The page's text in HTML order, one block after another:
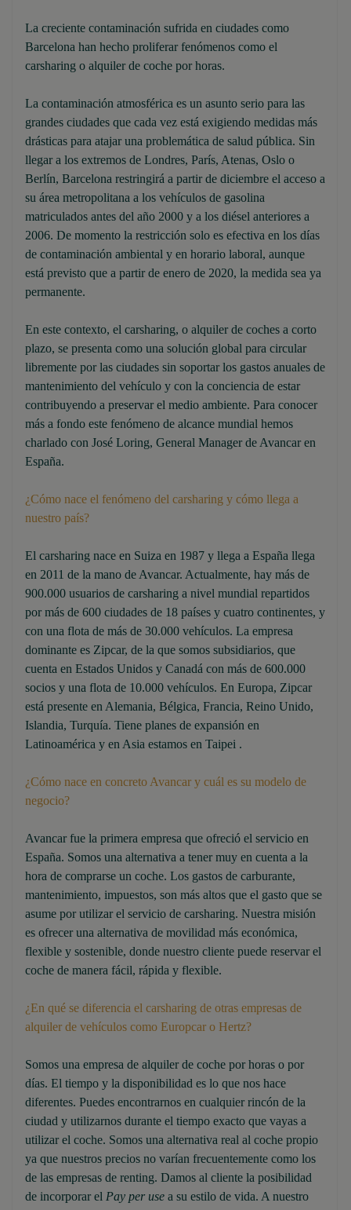
La creciente contaminación sufrida en ciudades como
Barcelona han hecho proliferar fenómenos como el
carsharing o alquiler de coche por horas.
La contaminación atmosférica es un asunto serio para las
grandes ciudades que cada vez está exigiendo medidas más
drásticas para atajar una problemática de salud pública. Sin
llegar a los extremos de Londres, París, Atenas, Oslo o
Berlín, Barcelona restringirá a partir de diciembre el acceso a
su área metropolitana a los vehículos de gasolina
matriculados antes del año 2000 y a los diésel anteriores a
2006. De momento la restricción solo es efectiva en los días
de contaminación ambiental y en horario laboral, aunque
está previsto que a partir de enero de 2020, la medida sea ya
permanente.
En este contexto, el carsharing, o alquiler de coches a corto
plazo, se presenta como una solución global para circular
libremente por las ciudades sin soportar los gastos anuales de
mantenimiento del vehículo y con la conciencia de estar
contribuyendo a preservar el medio ambiente. Para conocer
más a fondo este fenómeno de alcance mundial hemos
charlado con José Loring, General Manager de Avancar en
España.
¿Cómo nace el fenómeno del carsharing y cómo llega a
nuestro país?
El carsharing nace en Suiza en 1987 y llega a España llega
en 2011 de la mano de Avancar. Actualmente, hay más de
900.000 usuarios de carsharing a nivel mundial repartidos
por más de 600 ciudades de 18 países y cuatro continentes, y
con una flota de más de 30.000 vehículos. La empresa
dominante es Zipcar, de la que somos subsidiarios, que
cuenta en Estados Unidos y Canadá con más de 600.000
socios y una flota de 10.000 vehículos. En Europa, Zipcar
está presente en Alemania, Bélgica, Francia, Reino Unido,
Islandia, Turquía. Tiene planes de expansión en
Latinoamérica y en Asia estamos en Taipei .
¿Cómo nace en concreto Avancar y cuál es su modelo de
negocio?
Avancar fue la primera empresa que ofreció el servicio en
España. Somos una alternativa a tener muy en cuenta a la
hora de comprarse un coche. Los gastos de carburante,
mantenimiento, impuestos, son más altos que el gasto que se
asume por utilizar el servicio de carsharing. Nuestra misión
es ofrecer una alternativa de movilidad más económica,
flexible y sostenible, donde nuestro cliente puede reservar el
coche de manera fácil, rápida y flexible.
¿En qué se diferencia el carsharing de otras empresas de
alquiler de vehículos como Europcar o Hertz?
Somos una empresa de alquiler de coche por horas o por
días. El tiempo y la disponibilidad es lo que nos hace
diferentes. Puedes encontrarnos en cualquier rincón de la
ciudad y utilizarnos durante el tiempo exacto que vayas a
utilizar el coche. Somos una alternativa real al coche propio
ya que nuestros precios no varían frecuentemente como los
de las empresas de renting. Damos al cliente la posibilidad
de incorporar el Pay per use a su estilo de vida. A nuestro